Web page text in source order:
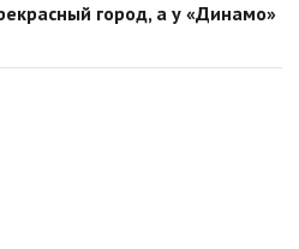
город, а у «Динамо»